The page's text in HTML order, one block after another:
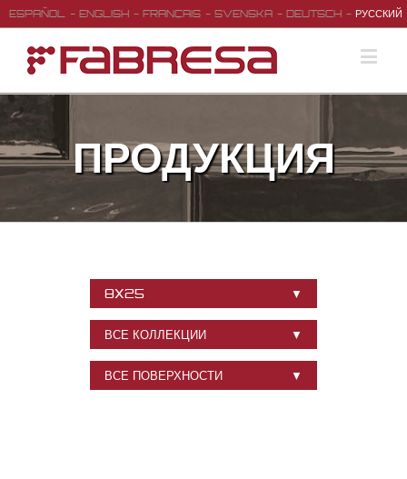
ESPAÑOL ENGLISH FRANÇAIS SVENSKA DEUTSCH РУССКИЙ
ПРОДУКЦИЯ
8X25
ВСЕ КОЛЛЕКЦИИ
ВСЕ ПОВЕРХНОСТИ